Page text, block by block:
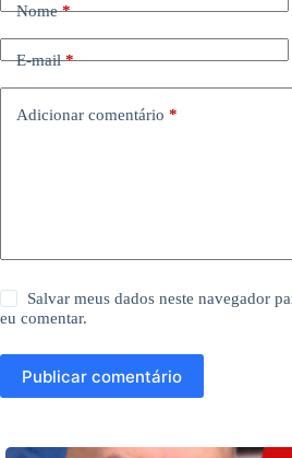
Nome*
E-mail*
Adicionar comentário *
Salvar meus dados neste navegador
eu comentar.
Publicar comentário